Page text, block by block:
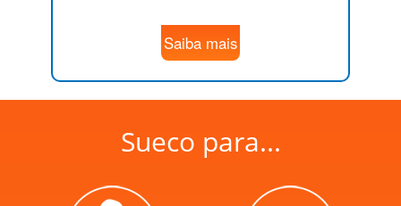
Saiba mais
Sueco para...